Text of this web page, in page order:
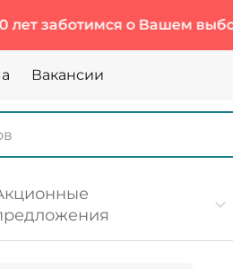
о Вашем выборе
Вакансии